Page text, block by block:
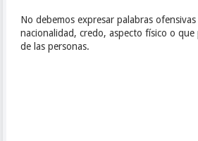
No debemos expresar palabras
nacionalidad, credo, aspecto físico o que
de las personas.